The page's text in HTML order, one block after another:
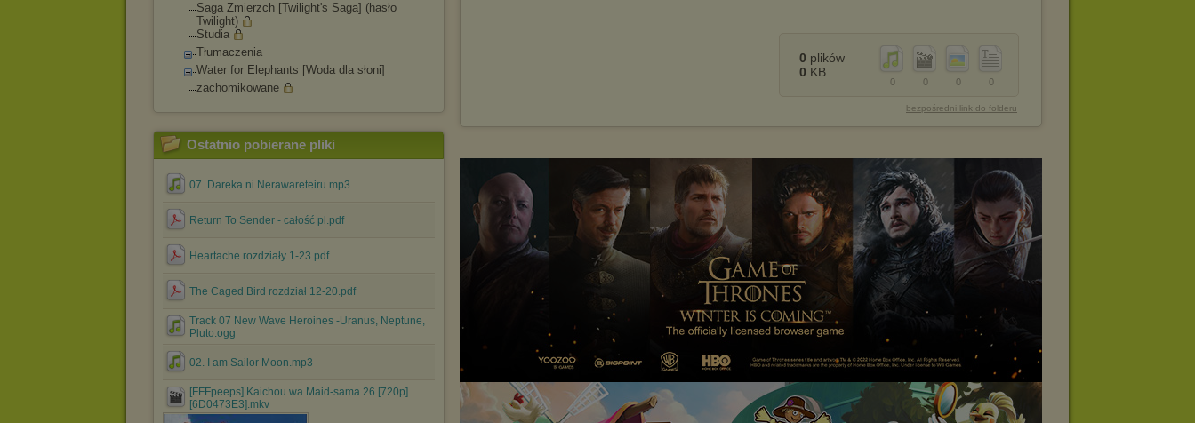
Saga Zmierzch [Twilight's Saga] (hasło
Twilight)
Studia
Tłumaczenia
Water for Elephants [Woda dla słoni]
zachomikowane
Ostatnio pobierane pliki
07. Dareka ni Nerawareteiru.mp3
Return To Sender - całość pl.pdf
Heartache rozdziały 1-23.pdf
The Caged Bird rozdział 12-20.pdf
Track 07 New Wave Heroines -Uranus, Neptune,
Pluto.ogg
02. I am Sailor Moon.mp3
[FFFpeeps] Kaichou wa Maid-sama 26 [720p]
[6D0473E3].mkv
0
0
0
0
0 plików
0 KB
bezpośredni link do folderu